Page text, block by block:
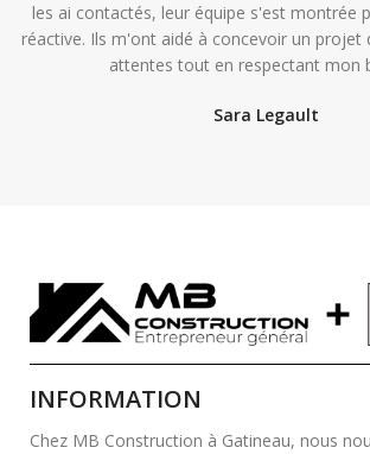
les ai contactés, leur équipe s'est montrée
réactive. Ils m'ont aidé à concevoir un projet
attentes tout en respectant mon
Sara Legault
INFORMATION
Chez MB Construction à Gatineau, nous